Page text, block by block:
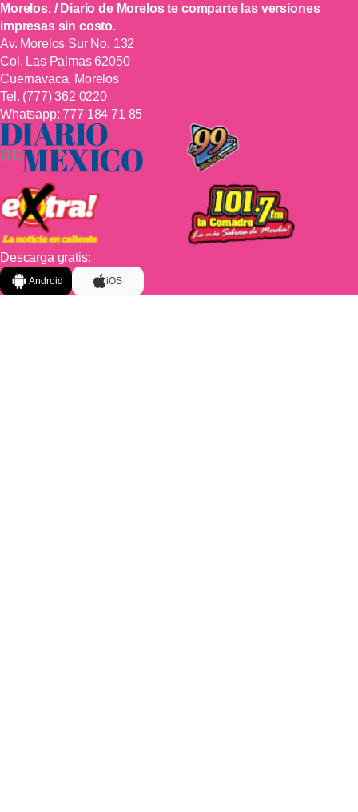
Morelos. / Diario de Morelos te comparte las versiones
impresas sin costo.
Av. Morelos Sur No. 132
Col. Las Palmas 62050
Cuernavaca, Morelos
Tel. (777) 362 0220
Whatsapp:777 184 71 85
Descarga gratis:
Android iOS